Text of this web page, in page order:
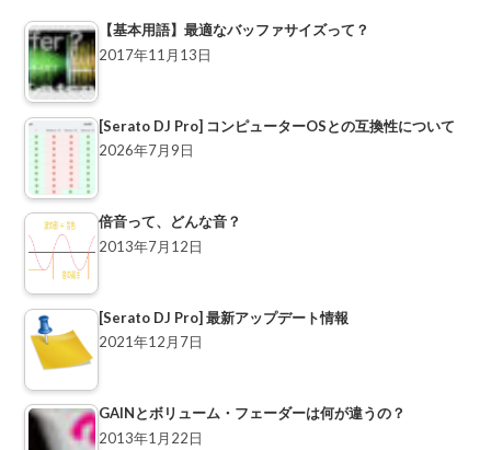
【基本用語】最適なバッファサイズって？
2017年11月13日
[Serato DJ Pro] コンピューターOSとの互換性について
2026年7月9日
倍音って、どんな音？
2013年7月12日
[Serato DJ Pro] 最新アップデート情報
2021年12月7日
GAINとボリューム・フェーダーは何が違うの？
2013年1月22日